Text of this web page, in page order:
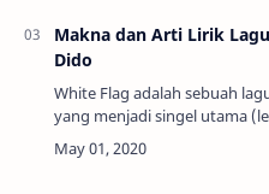
Makna dan Arti Lirik
Dido
White Flag adalah sebuah
yang menjadi singel utama
album studio kedua Dido
Rent (2003). Tema utama